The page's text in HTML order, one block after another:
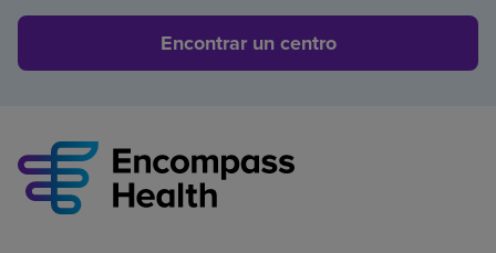
Encontrar un centro